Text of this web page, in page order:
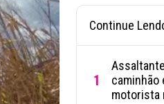
Continue
1
caminhão
motorista